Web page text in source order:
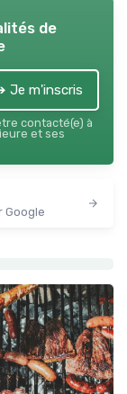
de
Je m'inscris
contacté(e) à
et ses
Google